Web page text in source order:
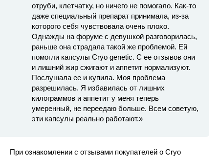
отруби, клетчатку, но ничего не помогало. Как-то
даже специальный препарат принимала, из-за
которого себя чувствовала очень плохо.
Однажды на форуме с девушкой разговорилась,
раньше она страдала такой же проблемой. Ей
помогли капсулы Cryo genetic. С ее отзывов они
и лишний жир сжигают и аппетит нормализуют.
Послушала ее и купила. Моя проблема
разрешилась. Я избавилась от лишних
килограммов и аппетит у меня теперь
умеренный, не переедаю больше. Всем советую,
эти капсулы реально работают.»
При ознакомлении с отзывами покупателей о Cryo